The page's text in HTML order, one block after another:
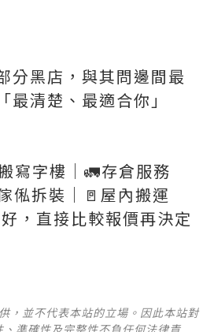
分黑店，與其問邊間最
最清楚、最適合你」
寫字樓｜🚛存倉服務
俬拆裝｜🚪屋內搬運
，直接比較報價再決定
，並不代表本站的立場。因此本站對